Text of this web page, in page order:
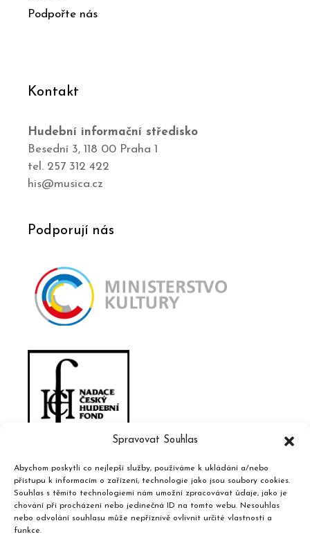
Spravovat Souhlas
Abychom poskytli co nejlepší služby, používáme k ukládání a/nebo
přístupu k informacím o zařízení, technologie jako jsou soubory cookies.
Souhlas s těmito technologiemi nám umožní zpracovávat údaje, jako je
chování při procházení nebo jedinečná ID na tomto webu. Nesouhlas
nebo odvolání souhlasu může nepříznivě ovlivnit určité vlastnosti a
funkce.
Podpořte nás
Kontakt
Hudební informační středisko
Besední 3, 118 00 Praha 1
tel. 257 312 422
his@musica.cz
Podporují nás